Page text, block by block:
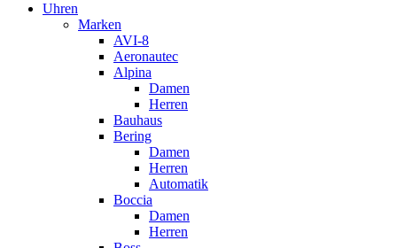
Uhren
Marken
AVI-8
Aeronautec
Alpina
Damen
Herren
Bauhaus
Bering
Damen
Herren
Automatik
Boccia
Damen
Herren